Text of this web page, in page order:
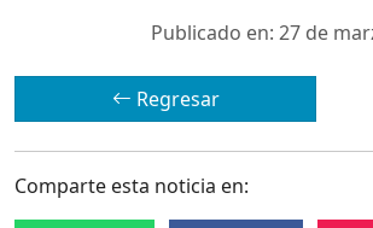
Publicado en: 27 de
Regresar
Comparte esta noticia en: